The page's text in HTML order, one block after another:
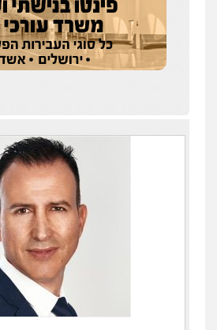
עו"ד איהאב ג'לג'ולי
מעצרים וחקירות
0505216700
אייל בן שושן, עורך